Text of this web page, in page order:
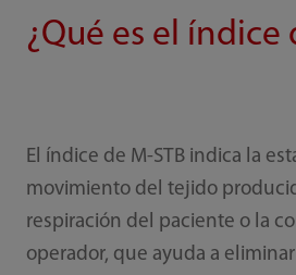
¿Qué es el índice
El índice de M-STB indica la
movimiento del tejido
respiración del paciente o la
operador, que ayuda a